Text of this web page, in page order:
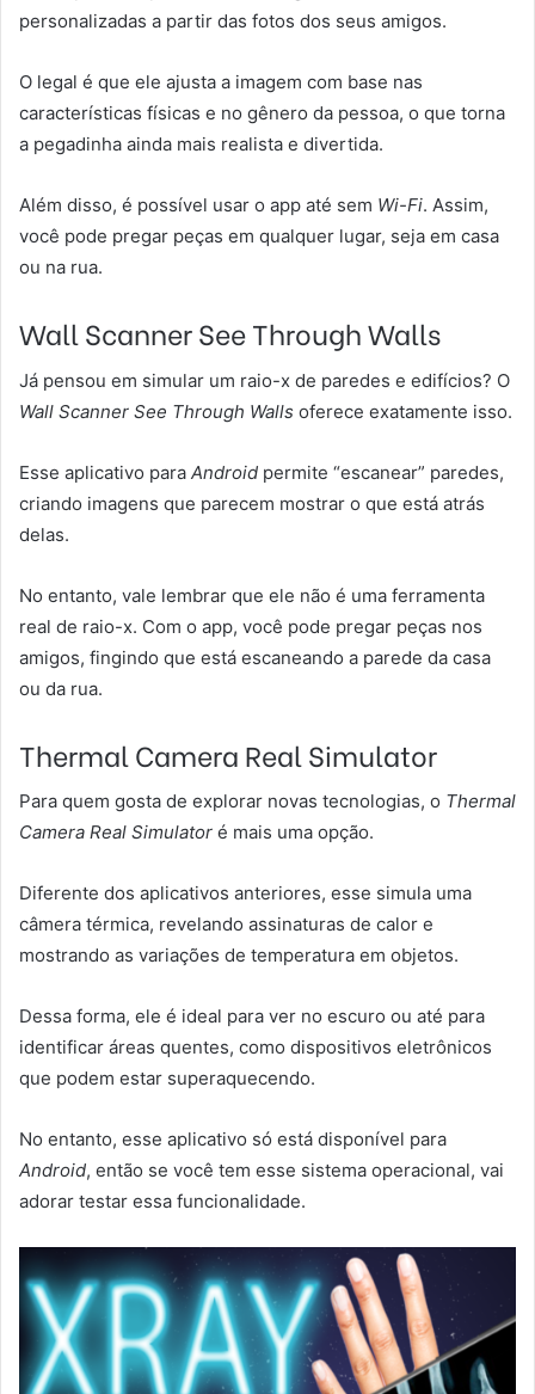
personalizadas a partir das fotos dos seus amigos.
O legal é que ele ajusta a imagem com base nas
características físicas e no gênero da pessoa, o que torna
a pegadinha ainda mais realista e divertida.
Além disso, é possível usar o app até sem Wi-Fi. Assim,
você pode pregar peças em qualquer lugar, seja em casa
ou na rua.
Wall Scanner See Through Walls
Já pensou em simular um raio-x de paredes e edifícios? O
Wall Scanner See Through Walls oferece exatamente isso.
Esse aplicativo para Android permite “escanear” paredes,
criando imagens que parecem mostrar o que está atrás
delas.
No entanto, vale lembrar que ele não é uma ferramenta
real de raio-x. Com o app, você pode pregar peças nos
amigos, fingindo que está escaneando a parede da casa
ou da rua.
Thermal Camera Real Simulator
Para quem gosta de explorar novas tecnologias, o Thermal
Camera Real Simulator é mais uma opção.
Diferente dos aplicativos anteriores, esse simula uma
câmera térmica, revelando assinaturas de calor e
mostrando as variações de temperatura em objetos.
Dessa forma, ele é ideal para ver no escuro ou até para
identificar áreas quentes, como dispositivos eletrônicos
que podem estar superaquecendo.
No entanto, esse aplicativo só está disponível para
Android, então se você tem esse sistema operacional, vai
adorar testar essa funcionalidade.